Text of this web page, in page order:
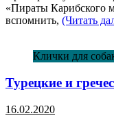
«Пираты Карибского
вспомнить, (Читать
Клички для
Турецкие и
16.02.2020